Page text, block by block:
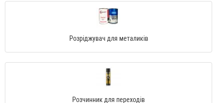
Розріджувач для металиків
Розчинник для переходів